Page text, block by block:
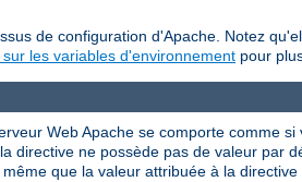
de configuration d'Apache. Notez
les variables d'environnement pour
Web Apache se comporte comme
directive ne possède pas de valeur par
que la valeur attribuée à la